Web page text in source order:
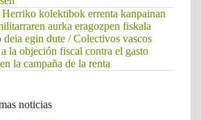
kolektibok errenta kanpainan
aurka eragozpen fiskala
deia egin dute / Colectivos vascos
la objeción fiscal contra el gasto
la campaña de la renta
noticias